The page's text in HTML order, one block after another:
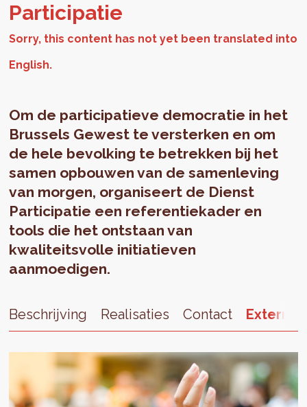
Par­tic­i­patie
Om de participatieve democratie in het
Brussels Gewest te versterken en om
de hele bevolking te betrekken bij het
samen opbouwen van de samenleving
van morgen, organiseert de Dienst
Participatie een referentiekader en
tools die het ontstaan van
kwaliteitsvolle initiatieven
aanmoedigen.
Beschrijving Realisaties Contact External